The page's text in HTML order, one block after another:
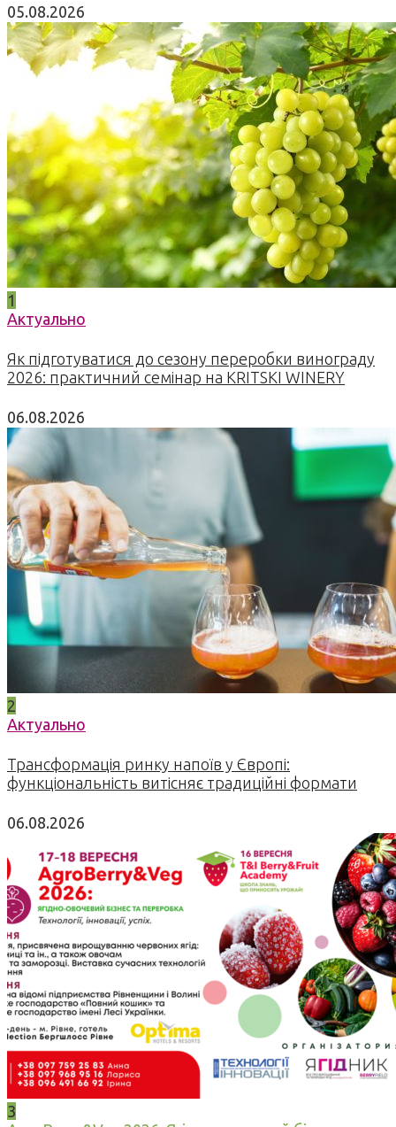
05.08.2026
1
Актуально
Як підготуватися до сезону переробки винограду
2026: практичний семінар на KRITSKI WINERY
06.08.2026
2
Актуально
Трансформація ринку напоїв у Європі:
функціональність витісняє традиційні формати
06.08.2026
3